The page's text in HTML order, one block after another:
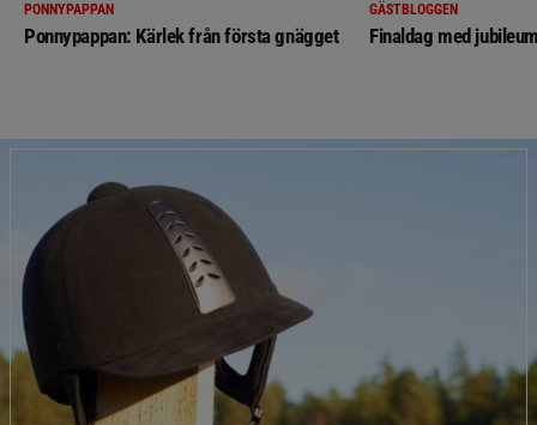
PONNYPAPPAN
Ponnypappan: Kärlek från första gnägget
GÄSTBLOGGEN
Finaldag med